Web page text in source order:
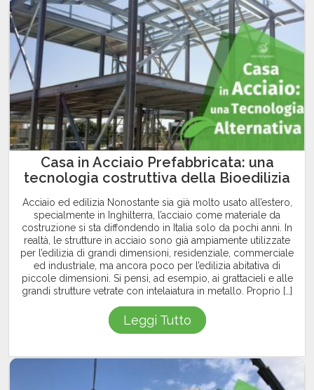
Casa in Acciaio Prefabbricata: una
tecnologia costruttiva della Bioedilizia
Acciaio ed edilizia Nonostante sia già molto usato all’estero,
specialmente in Inghilterra, l’acciaio come materiale da
costruzione si sta diffondendo in Italia solo da pochi anni. In
realtà, le strutture in acciaio sono già ampiamente utilizzate
per l’edilizia di grandi dimensioni, residenziale, commerciale
ed industriale, ma ancora poco per l’edilizia abitativa di
piccole dimensioni. Si pensi, ad esempio, ai grattacieli e alle
grandi strutture vetrate con intelaiatura in metallo. Proprio […]
Leggi Tutto